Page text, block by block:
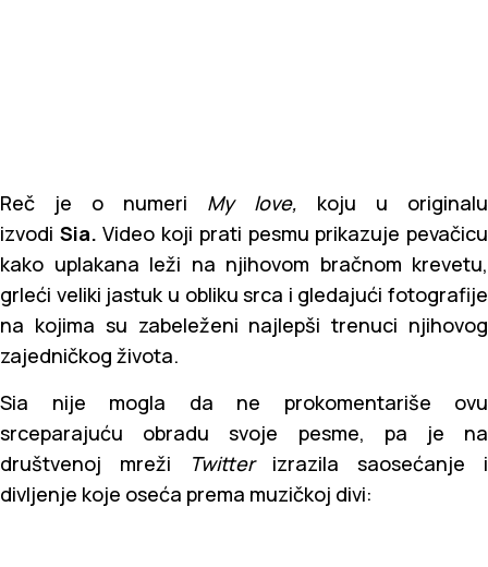
Reč je o numeri My love, koju u originalu
izvodi Sia.Video koji prati pesmu prikazuje pevačicu
kako uplakana leži na njihovom bračnom krevetu,
grleći veliki jastuk u obliku srca i gledajući fotografije
na kojima su zabeleženi najlepši trenuci njihovog
zajedničkog života.
Sia nije mogla da ne prokomentariše ovu
srceparajuću obradu svoje pesme, pa je na
društvenoj mreži
Twitter izrazila saosećanje i
divljenje koje oseća prema muzičkoj divi: